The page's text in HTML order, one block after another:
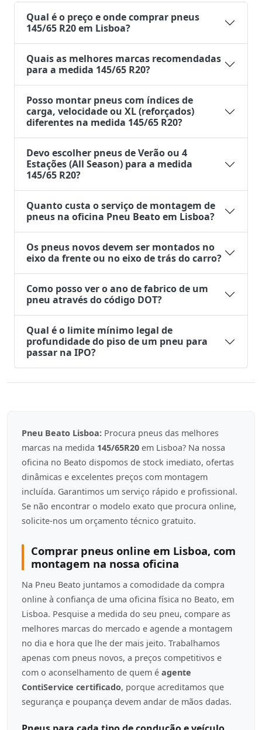
Qual é o preço e onde comprar pneus
145/65 R20 em Lisboa?
Quais as melhores marcas recomendadas
para a medida 145/65 R20?
Posso montar pneus com índices de
carga, velocidade ou XL (reforçados)
diferentes na medida 145/65 R20?
Devo escolher pneus de Verão ou 4
Estações (All Season) para a medida
145/65 R20?
Quanto custa o serviço de montagem de
pneus na oficina Pneu Beato em Lisboa?
Os pneus novos devem ser montados no
eixo da frente ou no eixo de trás do carro?
Como posso ver o ano de fabrico de um
pneu através do código DOT?
Qual é o limite mínimo legal de
profundidade do piso de um pneu para
passar na IPO?
Pneu Beato Lisboa: Procura pneus das melhores
marcas na medida 145/65R20 em Lisboa? Na nossa
oficina no Beato dispomos de stock imediato, ofertas
dinâmicas e excelentes preços com montagem
incluída. Garantimos um serviço rápido e profissional.
Se não encontrar o modelo exato que procura online,
solicite-nos um orçamento técnico gratuito.
Comprar pneus online em Lisboa, com
montagem na nossa oficina
Na Pneu Beato juntamos a comodidade da compra
online à confiança de uma oficina física no Beato, em
Lisboa. Pesquise a medida do seu pneu, compare as
melhores marcas do mercado e agende a montagem
no dia e hora que lhe der mais jeito. Trabalhamos
apenas com pneus novos, a preços competitivos e
com o aconselhamento de quem é agente
ContiService certificado, porque acreditamos que
segurança e poupança devem andar de mãos dadas.